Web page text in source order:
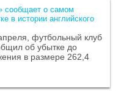
сообщает о самом
в истории английского
футбольный клуб
об убытке до
в размере 262,4